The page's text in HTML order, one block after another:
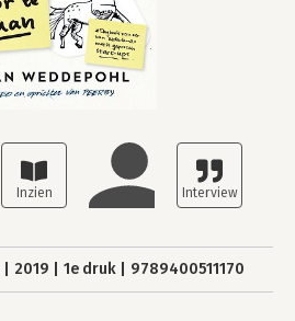
2019 1e druk 9789400511170